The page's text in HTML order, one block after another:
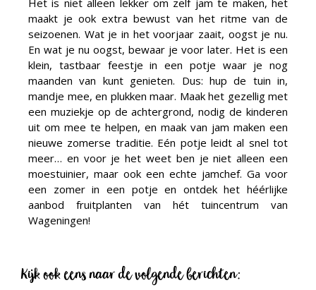
Het is niet alleen lekker om zelf jam te maken, het
maakt je ook extra bewust van het ritme van de
seizoenen. Wat je in het voorjaar zaait, oogst je nu.
En wat je nu oogst, bewaar je voor later. Het is een
klein, tastbaar feestje in een potje waar je nog
maanden van kunt genieten. Dus: hup de tuin in,
mandje mee, en plukken maar. Maak het gezellig met
een muziekje op de achtergrond, nodig de kinderen
uit om mee te helpen, en maak van jam maken een
nieuwe zomerse traditie. Eén potje leidt al snel tot
meer… en voor je het weet ben je niet alleen een
moestuinier, maar ook een echte jamchef. Ga voor
een zomer in een potje en ontdek het héérlijke
aanbod fruitplanten van hét tuincentrum van
Wageningen!
Kijk ook eens naar de volgende berichten: